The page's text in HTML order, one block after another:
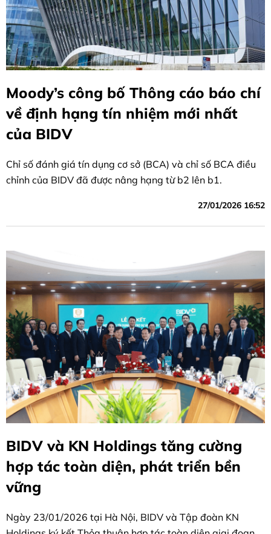
Moody’s công bố Thông cáo báo chí
về định hạng tín nhiệm mới nhất
của BIDV
Chỉ số đánh giá tín dụng cơ sở (BCA) và chỉ số BCA điều
chỉnh của BIDV đã được nâng hạng từ b2 lên b1.
27/01/2026 16:52
BIDV và KN Holdings tăng cường
hợp tác toàn diện, phát triển bền
vững
Ngày 23/01/2026 tại Hà Nội, BIDV và Tập đoàn KN